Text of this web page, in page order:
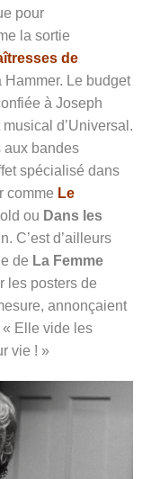
pour
la sortie
de
Le budget
à Joseph
d’Universal.
aux bandes
spécialisé dans
comme Le
ou Dans les
. C’est d’ailleurs
de La Femme
les posters de
annonçaient
« Elle vide les
vie ! »